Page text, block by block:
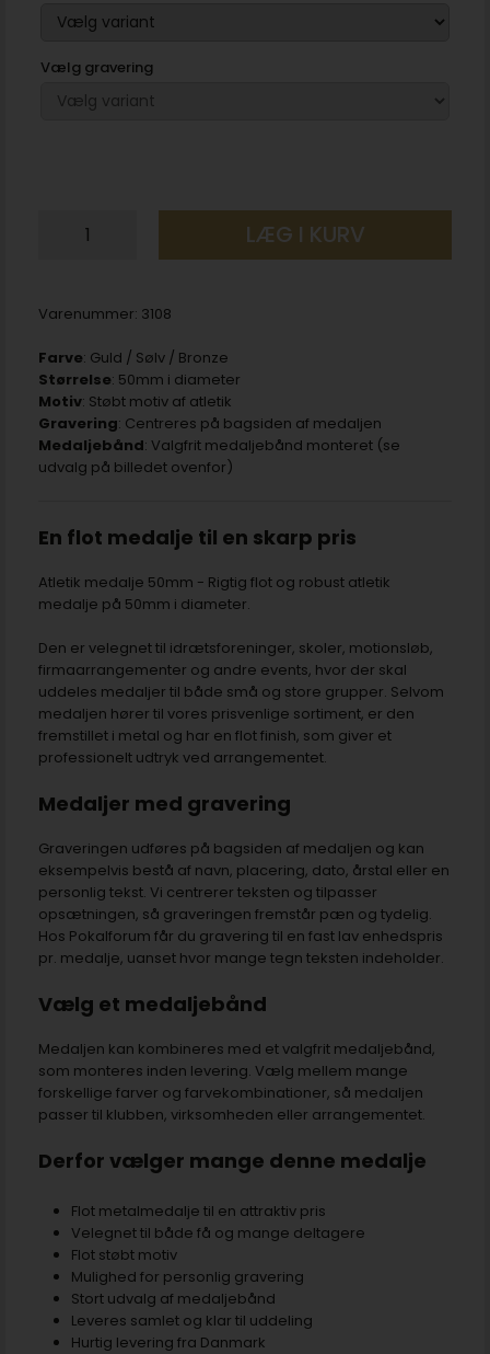
Vælg gravering
LÆG I KURV
Varenummer: 3108
Farve: Guld / Sølv / Bronze
Størrelse: 50mm i diameter
Motiv: Støbt motiv af atletik
Gravering: Centreres på bagsiden af medaljen
Medaljebånd: Valgfrit medaljebånd monteret (se
udvalg på billedet ovenfor)
En flot medalje til en skarp pris
Atletik medalje 50mm - Rigtig flot og robust atletik
medalje på 50mm i diameter.
Den er velegnet til idrætsforeninger, skoler, motionsløb,
firmaarrangementer og andre events, hvor der skal
uddeles medaljer til både små og store grupper. Selvom
medaljen hører til vores prisvenlige sortiment, er den
fremstillet i metal og har en flot finish, som giver et
professionelt udtryk ved arrangementet.
Medaljer med gravering
Graveringen udføres på bagsiden af medaljen og kan
eksempelvis bestå af navn, placering, dato, årstal eller en
personlig tekst. Vi centrerer teksten og tilpasser
opsætningen, så graveringen fremstår pæn og tydelig.
Hos Pokalforum får du gravering til en fast lav enhedspris
pr. medalje, uanset hvor mange tegn teksten indeholder.
Vælg et medaljebånd
Medaljen kan kombineres med et valgfrit medaljebånd,
som monteres inden levering. Vælg mellem mange
forskellige farver og farvekombinationer, så medaljen
passer til klubben, virksomheden eller arrangementet.
Derfor vælger mange denne medalje
Flot metalmedalje til en attraktiv pris
Velegnet til både få og mange deltagere
Flot støbt motiv
Mulighed for personlig gravering
Stort udvalg af medaljebånd
Leveres samlet og klar til uddeling
Hurtig levering fra Danmark